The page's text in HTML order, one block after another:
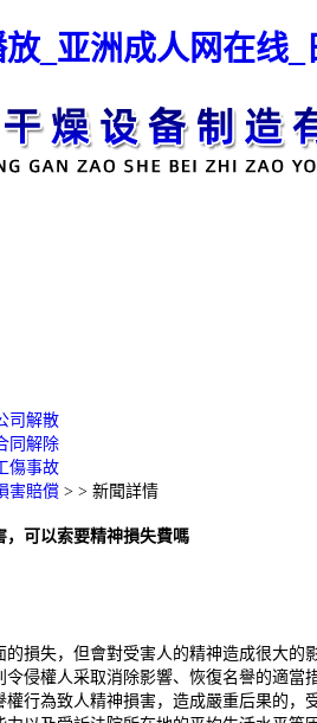
_亚洲成人网在线
司解散
同解除
傷事故
害賠償 > > 新聞詳情
，可以索要精神損失費嗎
的損失，但會對受害人的精神造成很大的
侵權人采取消除影響、恢復名譽的適
權行為致人精神損害，造成嚴重后果的，